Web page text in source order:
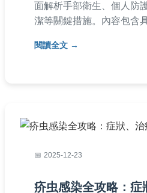
面解析手部衛生、個人防
潔等關鍵措施。內容包含
防護力。適合醫療從業人
閱讀全文
2025-12-23
疥虫感染全攻略：症